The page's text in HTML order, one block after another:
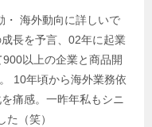
・ 海外動向に詳しいで
長を予言、02年に起業
以上の企業と商品開
10年頃から海外業務依
痛感。一昨年私もシニ
た（笑）